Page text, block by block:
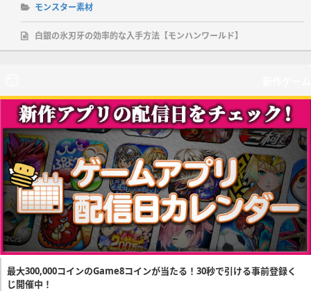
モンスター素材
白銀の氷刃牙の効率的な入手方法【モンハンワールド】
最大300,000コインのGame8コインが当たる！30秒で引ける事前登録く
じ開催中！